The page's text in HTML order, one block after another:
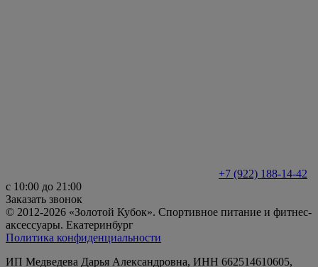
+7 (922) 188-14-42
с 10:00 до 21:00
Заказать звонок
© 2012-2026 «Золотой Кубок». Спортивное питание и фитнес-
аксессуары. Екатеринбург
Политика конфиденциальности
ИП Медведева Дарья Александровна, ИНН 662514610605,